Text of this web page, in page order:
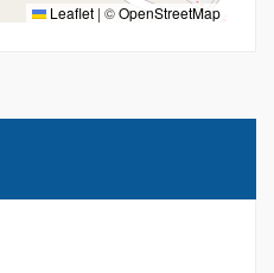
Leaflet | ©OpenStreetMap